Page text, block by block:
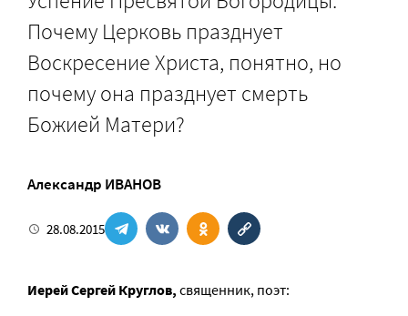
Почему Церковь празднует
Воскресение Христа, понятно, но
почему она празднует смерть
Божией Матери?
Александр ИВАНОВ
28.08.2015
Иерей Сергей Круглов, священник, поэт: